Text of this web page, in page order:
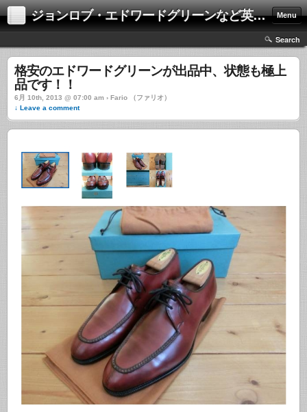
ジョンロブ・エドワードグリーンなど英国靴の激安中古通販情報ブログ Menu
Search
格安のエドワードグリーンが出品中、状態も極上
品です！！
6月 10th, 2013 @ 07:00 am › Fario （ファリオ）
↓ Leave a comment